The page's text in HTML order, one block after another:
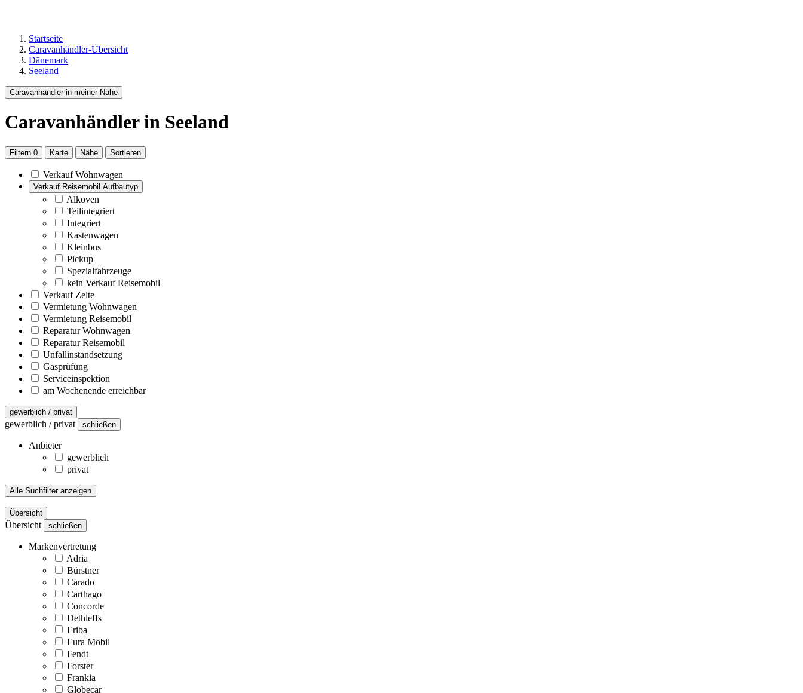
Startseite
Caravanhändler-Übersicht
Dänemark
Seeland
Caravanhändler in meiner Nähe
Caravanhändler in Seeland
Filtern 0 Karte Nähe Sortieren
Verkauf Wohnwagen
Verkauf Reisemobil Aufbautyp
Alkoven
Teilintegriert
Integriert
Kastenwagen
Kleinbus
Pickup
Spezialfahrzeuge
kein Verkauf Reisemobil
Verkauf Zelte
Vermietung Wohnwagen
Vermietung Reisemobil
Reparatur Wohnwagen
Reparatur Reisemobil
Unfallinstandsetzung
Gasprüfung
Serviceinspektion
am Wochenende erreichbar
gewerblich / privat
gewerblich / privat schließen
Anbieter
gewerblich
privat
Alle Suchfilter anzeigen
Übersicht
Übersicht schließen
Markenvertretung
Adria
Bürstner
Carado
Carthago
Concorde
Dethleffs
Eriba
Eura Mobil
Fendt
Forster
Frankia
Globecar